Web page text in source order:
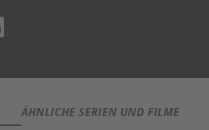
ÄHNLICHE SERIEN UND FILME